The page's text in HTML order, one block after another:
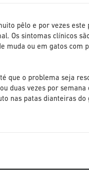
pêlo e por vezes
Os sintomas clínicos
muda ou em gatos com
que o problema seja
duas vezes por
nas patas dianteiras